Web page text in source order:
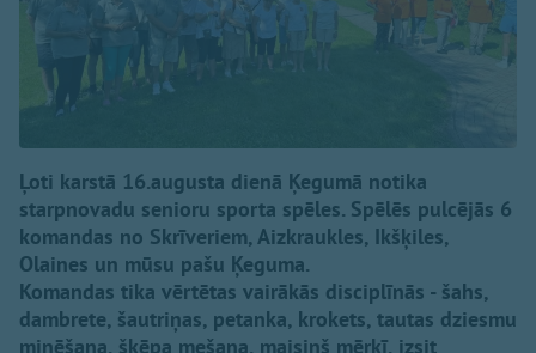
Ļoti karstā 16.augusta dienā Ķegumā notika
starpnovadu senioru sporta spēles. Spēlēs pulcējās 6
komandas no Skrīveriem, Aizkraukles, Ikšķiles,
Olaines un mūsu pašu Ķeguma.
Komandas tika vērtētas vairākās disciplīnās - šahs,
dambrete, šautriņas, petanka, krokets, tautas dziesmu
minēšana, šķēpa mešana, maisiņš mērķī, izsit